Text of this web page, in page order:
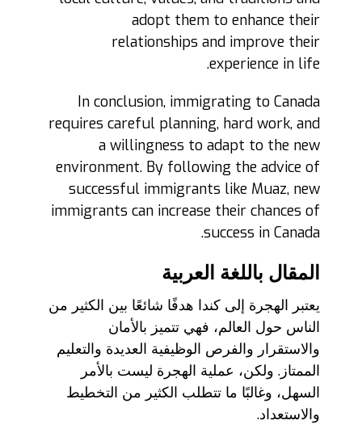
adopt them to enhance their
relationships and improve their
experience in life.
In conclusion, immigrating to Canada
requires careful planning, hard work, and
a willingness to adapt to the new
environment. By following the advice of
successful immigrants like Muaz, new
immigrants can increase their chances of
success in Canada.
المقال باللغة العربية
يعتبر الهجرة إلى كندا هدفًا شائعًا بين الكثير من
الناس حول العالم، فهي تتميز بالأمان
والاستقرار والفرص الوظيفية العديدة والتعليم
الممتاز. ولكن، عملية الهجرة ليست بالأمر
السهل، وغالبًا ما تتطلب الكثير من التخطيط
والاستعداد.